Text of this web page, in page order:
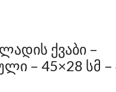
ქვაბი –
– 45×28 სმ